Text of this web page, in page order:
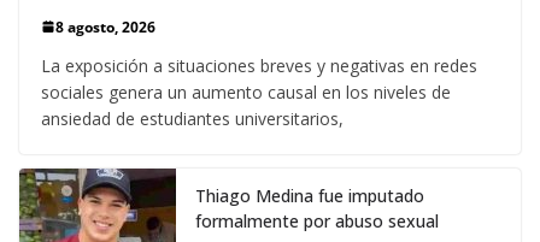
8 agosto, 2026
La exposición a situaciones breves y negativas en redes
sociales genera un aumento causal en los niveles de
ansiedad de estudiantes universitarios,
Thiago Medina fue imputado
formalmente por abuso sexual